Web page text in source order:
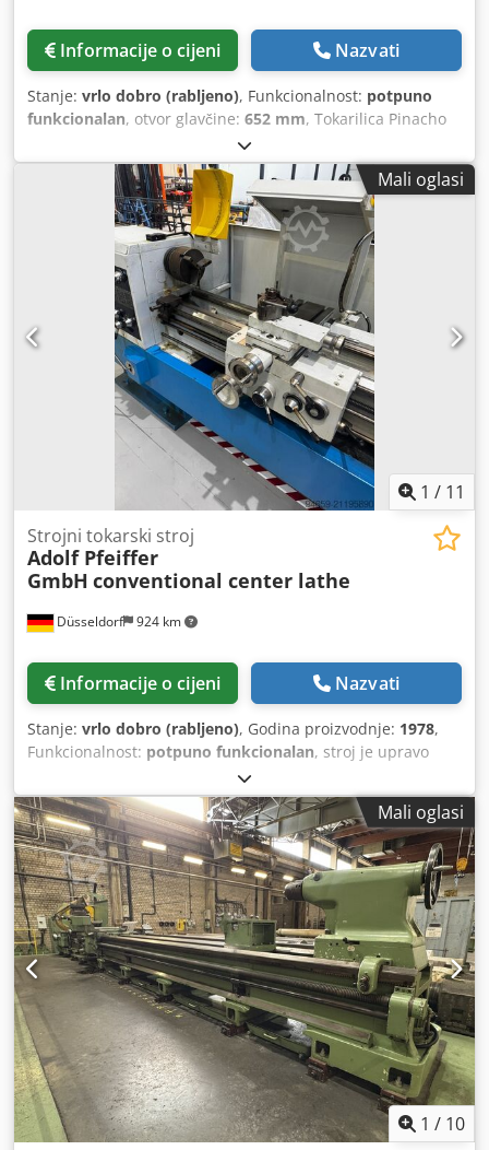
Informacije o cijeni Nazvati
Stanje: vrlo dobro (rabljeno), Funkcionalnost: potpuno
funkcionalan, otvor glavčine: 652 mm, Tokarilica Pinacho
model L1 225 x 1600 mm među vrhovima, maksimalni
promjer iznad ležaja 450 mm, iznad mosta 690 mm, iznad
poprečnog slajda 215 mm, otvor glavnog vretena 52 mm,
18 brzina 32-1800 o/min, motor 5,5 KS, s lunetom, s brzim
izmjenjivačem alata, s raznim dodacima, tokarilica u
dobrom stanju. Chsdpozbzzwefx Ahaja
Mali oglasi
1 / 11
Düsseldorf 924 km
Strojni tokarski stroj
Adolf Pfeiffer
GmbH conventional center lathe
Informacije o cijeni Nazvati
Stanje: vrlo dobro (rabljeno), Godina proizvodnje: 1978,
Funkcionalnost: potpuno funkcionalan, stroj je upravo
stigao i uskoro će biti očišćen. Chjdpfx Ahjyh Ndwjaja
promjer obrade iznad ležišta: 400 mm distanca između
vrhova: 1000 mm provrt glavnog vretena: 50 mm veličina
stezne glave: 200 mm raspon brzina: 40 - 2000 o/min
težina stroja: 1700 kg uključuje trokraku steznu glavu i
držač alata
Mali oglasi
1 / 10